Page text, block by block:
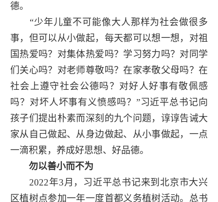
德。
“少年儿童不可能像大人那样为社会做很多
事，但可以从小做起，每天都可以想一想，对祖
国热爱吗？对集体热爱吗？学习努力吗？对同学
们关心吗？对老师尊敬吗？在家孝敬父母吗？在
社会上遵守社会公德吗？对好人好事有敬佩感
吗？对坏人坏事有义愤感吗？”习近平总书记向
孩子们提出朴素而深刻的九个问题，谆谆告诫大
家从自己做起、从身边做起、从小事做起，一点
一滴积累，养成好思想、好品德。
勿以善小而不为
2022年3月，习近平总书记来到北京市大兴
区植树点参加一年一度首都义务植树活动。总书